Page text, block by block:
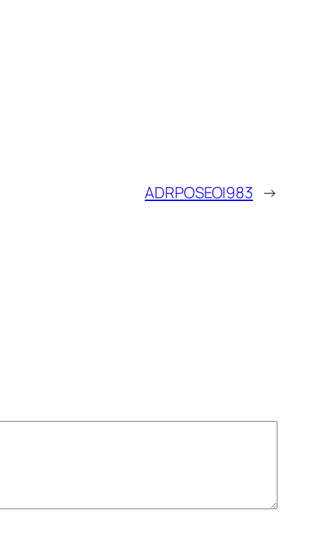
ADRPOSEOI983 →